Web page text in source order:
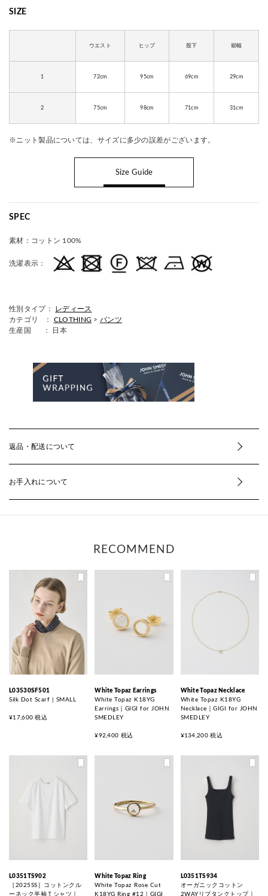
SIZE
ウエスト ヒップ 股下 裾幅
1 72cm 95cm 69cm 29cm
2 75cm 98cm 71cm 31cm
※ニット製品については、サイズに多少の誤差がございます。
Size Guide
SPEC
素材： コットン 100%
洗濯表示：
性別タイプ： レディース
カテゴリ ： CLOTHING >パンツ
生産国
： 日本
返品・配送について
お手入れについて
RECOMMEND
L03530SF501
Silk Dot Scarf | SMALL
¥17,600 税込
White Topaz Earrings
White Topaz K18YG
Earrings｜GIGI for JOHN
SMEDLEY
¥92,400 税込
White Topaz Necklace
White Topaz K18YG
Necklace｜GIGI for JOHN
SMEDLEY
¥134,200 税込
L0351TS902
［2025SS］コットンクル
ーネック半袖Ｔシャツ｜
White Topaz Ring
White Topaz Rose Cut
K18YG Ring #12｜GIGI
L0351TS934
オーガニックコットン
2WAYリブタンクトップ｜